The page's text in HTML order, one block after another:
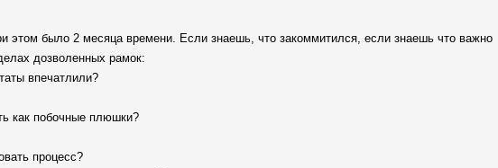
этом было 2 месяца времени. Если знаешь, что закоммитился, если знаешь что важно
дозволенных рамок:
впечатлили?
как побочные плюшки?
процесс?